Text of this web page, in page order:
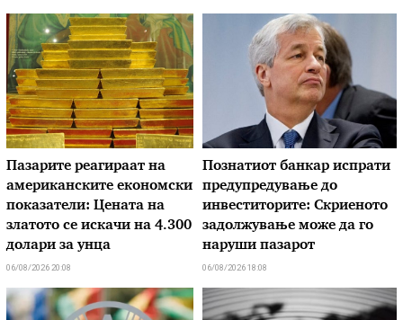
Пазарите реагираат на
американските економски
показатели: Цената на
златото се искачи на 4.300
долари за унца
06/08/2026 20:08
Познатиот банкар испрати
предупредување до
инвеститорите: Скриеното
задолжување може да го
наруши пазарот
06/08/2026 18:08